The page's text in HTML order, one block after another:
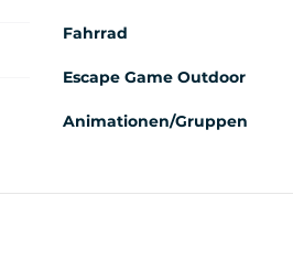
Fahrrad
Escape Game Outdoor
Animationen/Gruppen